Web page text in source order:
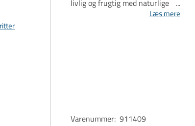
livlig og frugtig med naturlige
bobler, ren pærefrugt og enLæs mere
Varenummer: 911409